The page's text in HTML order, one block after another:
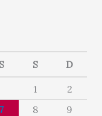
S S D
1
2
7 8
9